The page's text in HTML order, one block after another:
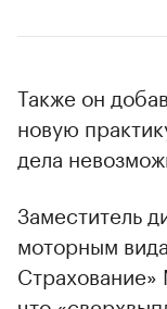
Также он
новую
дела
Заместитель
моторным